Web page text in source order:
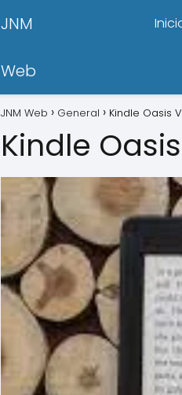
JNM
Web
JNM Web General Kindle Oasis
Kindle